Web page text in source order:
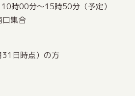
時00分～15時50分（予定）
集合
日時点）の方